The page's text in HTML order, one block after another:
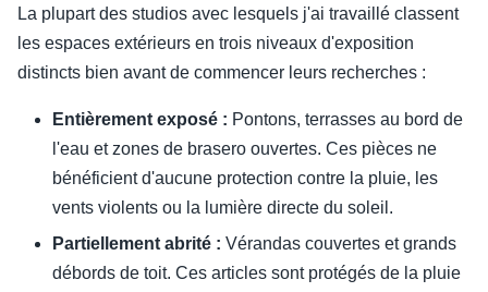
La plupart des studios avec lesquels j'ai travaillé classent
les espaces extérieurs en trois niveaux d'exposition
distincts bien avant de commencer leurs recherches :
Entièrement exposé : Pontons, terrasses au bord de
l'eau et zones de brasero ouvertes. Ces pièces ne
bénéficient d'aucune protection contre la pluie, les
vents violents ou la lumière directe du soleil.
Partiellement abrité : Vérandas couvertes et grands
débords de toit. Ces articles sont protégés de la pluie